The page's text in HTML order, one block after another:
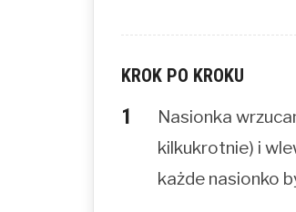
KROK PO KROKU
Nasionka
kilkukrotnie) i
każde nasionko